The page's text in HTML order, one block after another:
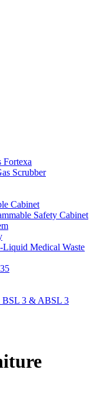
Fortexa
Scrubber
Cabinet
Safety Cabinet
Medical Waste
BSL 3 & ABSL 3